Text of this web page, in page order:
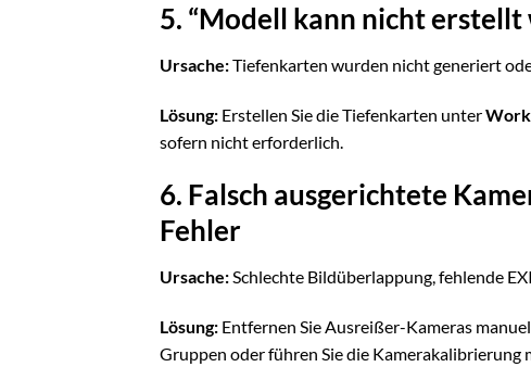
5. “Modell kann nicht
Ursache:Tiefenkarten wurden nicht generiert
Lösung: Erstellen Sie die Tiefenkarten unter
sofern nicht erforderlich.
6. Falsch ausgerichtete
Fehler
Ursache:Schlechte Bildüberlappung, fehlende
Lösung: Entfernen Sie Ausreißer-Kameras
Gruppen oder führen Sie die Kamerakalibrierung